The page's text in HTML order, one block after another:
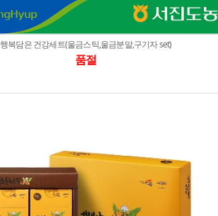
행복담은 건강세트(울금스틱,울금분말,구기자 set)
품절